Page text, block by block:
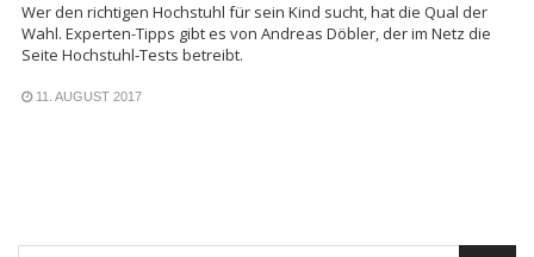
Wer den richtigen Hochstuhl für sein Kind sucht, hat die Qual der
Wahl. Experten-Tipps gibt es von Andreas Döbler, der im Netz die
Seite Hochstuhl-Tests betreibt.
11. AUGUST 2017